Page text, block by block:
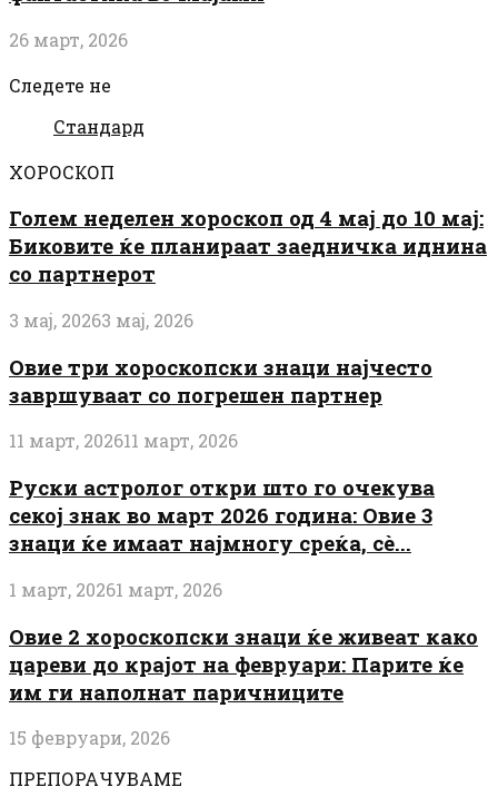
26 март, 2026
Следете не
Стандард
ХОРОСКОП
Голем неделен хороскоп од 4 мај до 10 мај:
Биковите ќе планираат заедничка иднина
со партнерот
3 мај, 20263 мај, 2026
Овие три хороскопски знаци најчесто
завршуваат со погрешен партнер
11 март, 202611 март, 2026
Руски астролог откри што го очекува
секој знак во март 2026 година: Овие 3
знаци ќе имаат најмногу среќа, сè...
1 март, 20261 март, 2026
Овие 2 хороскопски знаци ќе живеат како
цареви до крајот на февруари: Парите ќе
им ги наполнат паричниците
15 февруари, 2026
ПРЕПОРАЧУВАМЕ